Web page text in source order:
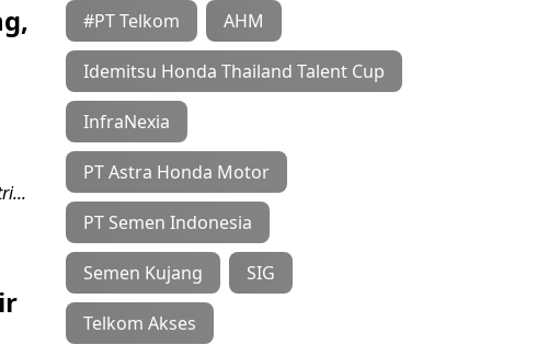
#PT Telkom AHM
Idemitsu Honda Thailand Talent Cup
InfraNexia
PT Astra Honda Motor
PT Semen Indonesia
Semen Kujang SIG
Telkom Akses